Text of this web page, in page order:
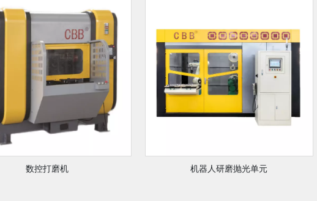
数控打磨机 机器人研磨抛光单元